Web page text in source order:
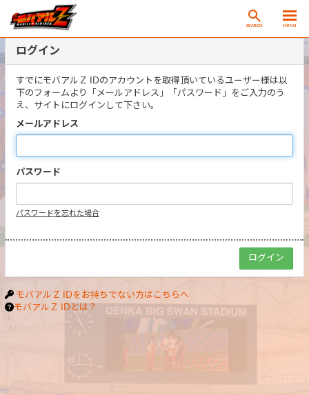
SEARCH MENU
ログイン
すでにモバアルＺ IDのアカウントを取得頂いているユーザー様は以
下のフォームより「メールアドレス」「パスワード」をご入力のう
え、サイトにログインして下さい。
メールアドレス
パスワード
パスワードを忘れた場合
モバアルＺ IDをお持ちでない方はこちらへ
モバアルＺ IDとは？